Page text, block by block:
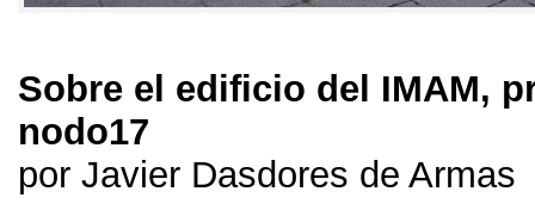
Sobre el edificio del IMAM,
nodo17
por Javier Dasdores de Armas